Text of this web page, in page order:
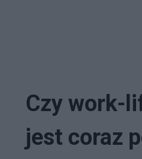
Czy work-
jest coraz